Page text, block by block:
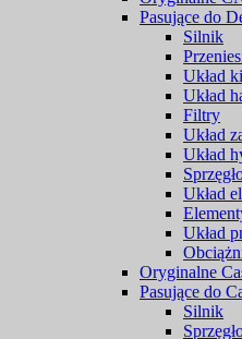
Pasujące do
Silnik
Układ
Układ
Filtry
Układ
Układ
Układ
Układ
Oryginalne
Pasujące do
Silnik